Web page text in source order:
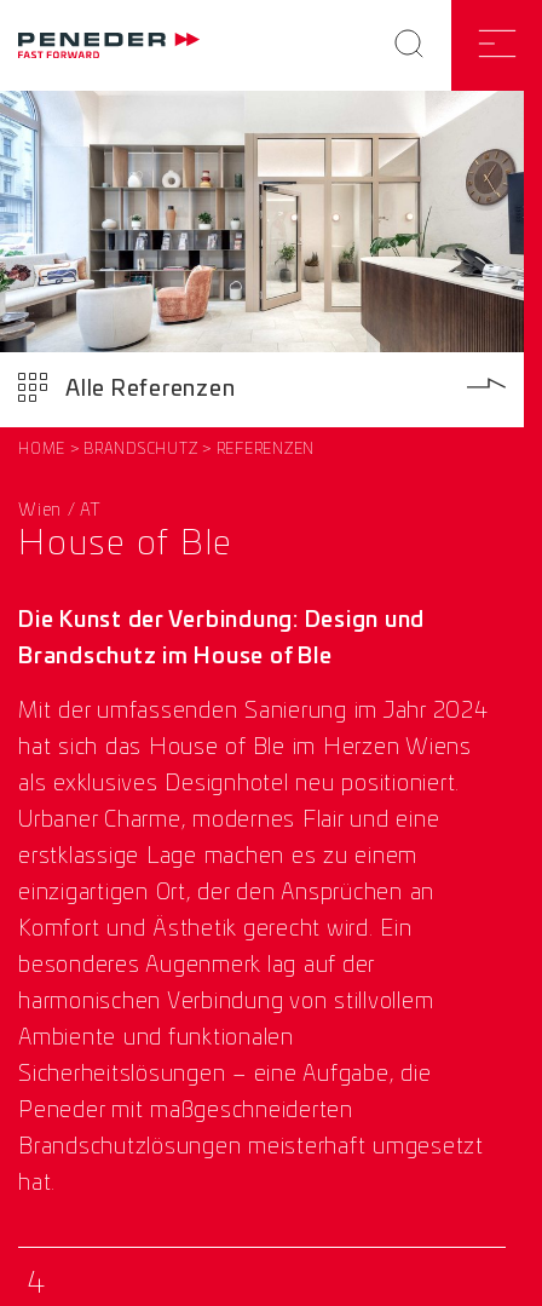
Alle Referenzen
HOME BRANDSCHUTZ REFERENZEN
Wien / AT
House of Ble
Die Kunst der Verbindung: Design und
Brandschutz im House of Ble
Mit der umfassenden Sanierung im Jahr 2024
hat sich das House of Ble im Herzen Wiens
als exklusives Designhotel neu positioniert.
Urbaner Charme, modernes Flair und eine
erstklassige Lage machen es zu einem
einzigartigen Ort, der den Ansprüchen an
Komfort und Ästhetik gerecht wird. Ein
besonderes Augenmerk lag auf der
harmonischen Verbindung von stillvollem
Ambiente und funktionalen
Sicherheitslösungen – eine Aufgabe, die
Peneder mit maßgeschneiderten
Brandschutzlösungen meisterhaft umgesetzt
hat.
4